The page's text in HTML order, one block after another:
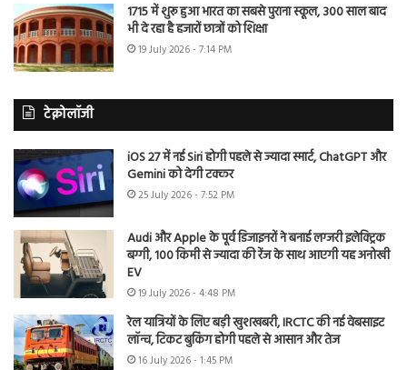
1715 में शुरू हुआ भारत का सबसे पुराना स्कूल, 300 साल बाद
भी दे रहा है हजारों छात्रों को शिक्षा
19 July 2026 - 7:14 PM
टेक्नोलॉजी
iOS 27 में नई Siri होगी पहले से ज्यादा स्मार्ट, ChatGPT और
Gemini को देगी टक्कर
25 July 2026 - 7:52 PM
Audi और Apple के पूर्व डिजाइनरों ने बनाई लग्जरी इलेक्ट्रिक
बग्गी, 100 किमी से ज्यादा की रेंज के साथ आएगी यह अनोखी
EV
19 July 2026 - 4:48 PM
रेल यात्रियों के लिए बड़ी खुशखबरी, IRCTC की नई वेबसाइट
लॉन्च, टिकट बुकिंग होगी पहले से आसान और तेज
16 July 2026 - 1:45 PM